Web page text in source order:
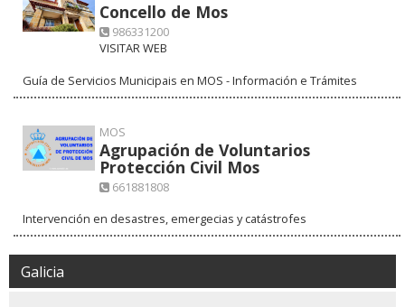
Concello de Mos
986331200
VISITAR WEB
Guía de Servicios Municipais en MOS - Información e Trámites
MOS
Agrupación de Voluntarios
Protección Civil Mos
661881808
Intervención en desastres, emergecias y catástrofes
Galicia